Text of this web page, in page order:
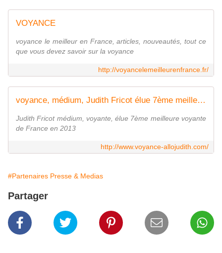
VOYANCE
voyance le meilleur en France, articles, nouveautés, tout ce
que vous devez savoir sur la voyance
http://voyancelemeilleurenfrance.fr/
voyance, médium, Judith Fricot élue 7ème meilleure voyante en France
Judith Fricot médium, voyante, élue 7ème meilleure voyante
de France en 2013
http://www.voyance-allojudith.com/
#Partenaires Presse & Medias
Partager